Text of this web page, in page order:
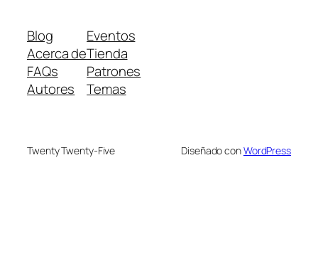
Blog
Acerca de
FAQs
Autores
Eventos
Tienda
Patrones
Temas
Twenty Twenty-Five Diseñado conWordPress